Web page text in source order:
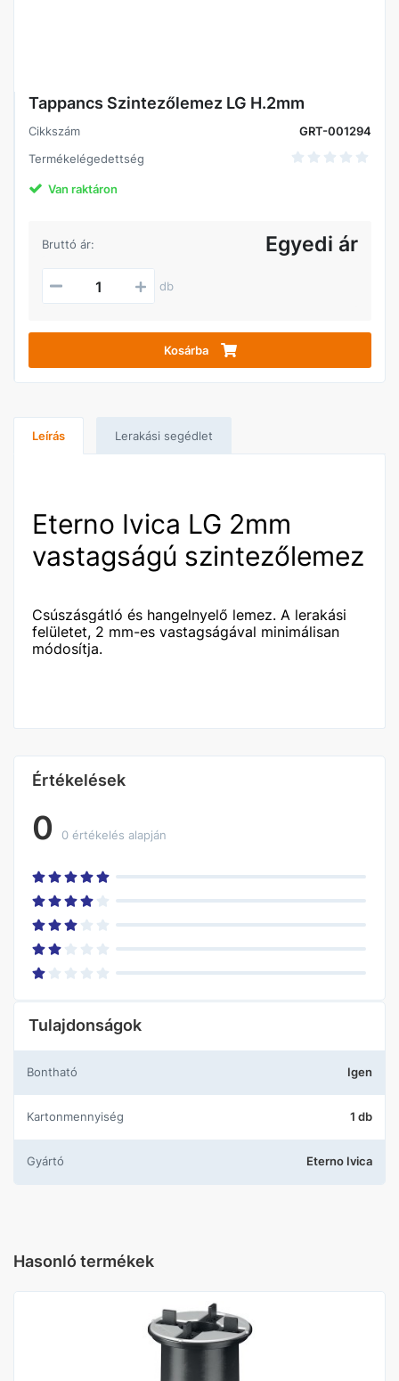
Tappancs Szintezőlemez LG H.2mm
Cikkszám
GRT-001294
Termékelégedettség
Van raktáron
Bruttó ár: Egyedi ár
db
Kosárba
Leírás Lerakási segédlet
Eterno Ivica LG 2mm
vastagságú szintezőlemez
Csúszásgátló és hangelnyelő lemez. A lerakási
felületet, 2 mm-es vastagságával minimálisan
módosítja.
Értékelések
0 0 értékelés alapján
Tulajdonságok
Bontható Igen
Kartonmennyiség 1 db
Gyártó Eterno Ivica
Hasonló termékek